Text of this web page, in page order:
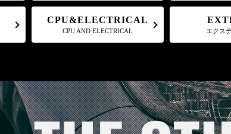
CPU&ELECTRICAL
CPU AND ELECTRICAL エクス